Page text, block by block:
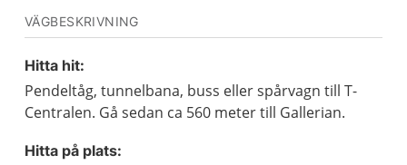
VÄGBESKRIVNING
Hitta hit:
Pendeltåg, tunnelbana, buss eller spårvagn till T-
Centralen. Gå sedan ca 560 meter till Gallerian.
Hitta på plats: